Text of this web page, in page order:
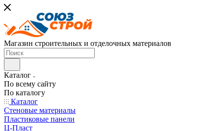
Магазин строительных и отделочных материалов
Каталог
По всему сайту
По каталогу
Каталог
Стеновые материалы
Пластиковые панели
Ц-Пласт